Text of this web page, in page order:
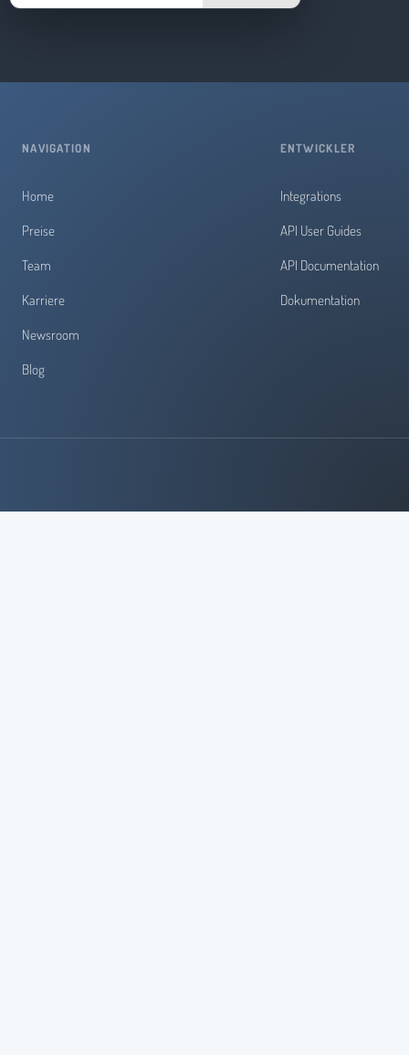
NAVIGATION
Home
Preise
Team
Karriere
Newsroom
Blog
ENTWICKLER
Integrations
API User Guides
API Documentation
Dokumentation